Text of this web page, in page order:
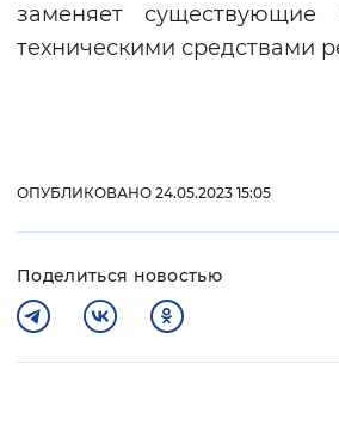
заменяет существующие
техническими средствами
ОПУБЛИКОВАНО 24.05.2023 15:05
Поделиться новостью